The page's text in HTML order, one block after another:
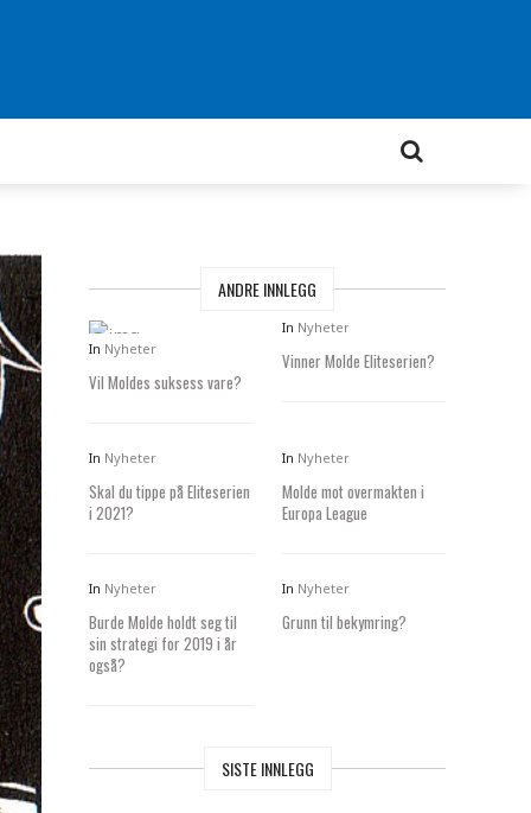
ANDRE INNLEGG
In Nyheter
Vil Moldes suksess vare?
In Nyheter
Vinner Molde Eliteserien?
In Nyheter
Skal du tippe på Eliteserien
i 2021?
In Nyheter
Molde mot overmakten i
Europa League
In Nyheter
Burde Molde holdt seg til
sin strategi for 2019 i år
også?
In Nyheter
Grunn til bekymring?
SISTE INNLEGG